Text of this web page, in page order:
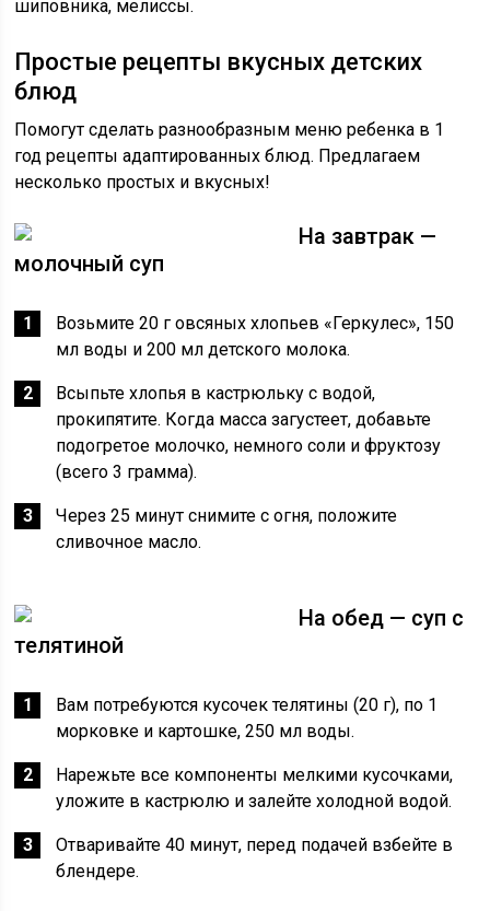
шиповника, мелиссы.
Простые рецепты вкусных детских
блюд
Помогут сделать разнообразным меню ребенка в 1
год рецепты адаптированных блюд. Предлагаем
несколько простых и вкусных!
На завтрак —
молочный суп
Возьмите 20 г овсяных хлопьев «Геркулес», 150
мл воды и 200 мл детского молока.
Всыпьте хлопья в кастрюльку с водой,
прокипятите. Когда масса загустеет, добавьте
подогретое молочко, немного соли и фруктозу
(всего 3 грамма).
Через 25 минут снимите с огня, положите
сливочное масло.
На обед — суп с
телятиной
Вам потребуются кусочек телятины (20 г), по 1
морковке и картошке, 250 мл воды.
Нарежьте все компоненты мелкими кусочками,
уложите в кастрюлю и залейте холодной водой.
Отваривайте 40 минут, перед подачей взбейте в
блендере.